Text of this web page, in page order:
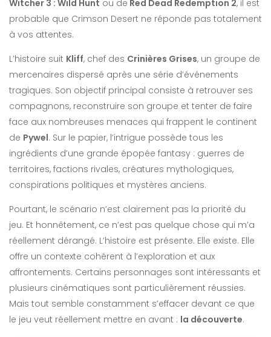
Witcher 3 : Wild Hunt ou de Red Dead Redemption 2, il est
probable que Crimson Desert ne réponde pas totalement
à vos attentes.
L’histoire suit Kliff, chef des Crinières Grises, un groupe de
mercenaires dispersé après une série d’événements
tragiques. Son objectif principal consiste à retrouver ses
compagnons, reconstruire son groupe et tenter de faire
face aux nombreuses menaces qui frappent le continent
de Pywel. Sur le papier, l’intrigue possède tous les
ingrédients d’une grande épopée fantasy : guerres de
territoires, factions rivales, créatures mythologiques,
conspirations politiques et mystères anciens.
Pourtant, le scénario n’est clairement pas la priorité du
jeu. Et honnêtement, ce n’est pas quelque chose qui m’a
réellement dérangé. L’histoire est présente. Elle existe. Elle
offre un contexte cohérent à l’exploration et aux
affrontements. Certains personnages sont intéressants et
plusieurs cinématiques sont particulièrement réussies.
Mais tout semble constamment s’effacer devant ce que
le jeu veut réellement mettre en avant : la découverte.